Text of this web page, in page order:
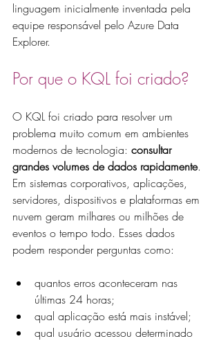
linguagem inicialmente inventada pela
equipe responsável pelo Azure Data
Explorer.
Por que o KQL foi criado?
O KQL foi criado para resolver um
problema muito comum em ambientes
modernos de tecnologia: consultar
grandes volumes de dados rapidamente.
Em sistemas corporativos, aplicações,
servidores, dispositivos e plataformas em
nuvem geram milhares ou milhões de
eventos o tempo todo. Esses dados
podem responder perguntas como:
quantos erros aconteceram nas
últimas 24 horas;
qual aplicação está mais instável;
qual usuário acessou determinado